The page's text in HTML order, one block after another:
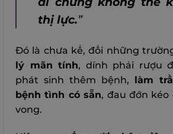
thị lực.”
Đó là chưa kể, đối những
lý mãn tính, dính phải rượu
phát sinh thêm bệnh,
làm
bệnh tình có sẵn, đau đớn
vong.